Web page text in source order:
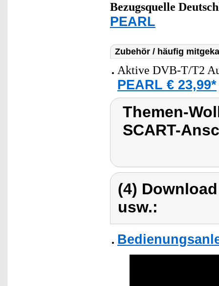
Bezugsquelle
PEARL
Zubehör / häufig
Aktive DVB-T/T2
PEARL € 23,99*
Themen-
SCART-
(4)
usw.: